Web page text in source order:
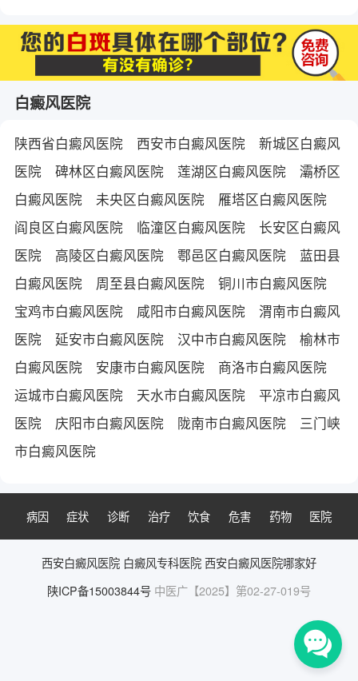
白癜风医院
陕西省白癜风医院 西安市白癜风医院
新城区白癜风
医院
碑林区白癜风医院 莲湖区白癜风医院
灞桥区
白癜风医院
未央区白癜风医院
雁塔区白癜风医院
阎良区白癜风医院
临潼区白癜风医院
长安区白癜风
医院
高陵区白癜风医院 鄠邑区白癜风医院
蓝田县
白癜风医院
周至县白癜风医院
铜川市白癜风医院
宝鸡市白癜风医院
咸阳市白癜风医院
渭南市白癜风
医院
延安市白癜风医院 汉中市白癜风医院
榆林市
白癜风医院
安康市白癜风医院
商洛市白癜风医院
运城市白癜风医院
天水市白癜风医院
平凉市白癜风
医院
庆阳市白癜风医院 陇南市白癜风医院
三门峡
市白癜风医院
病因 症状 诊断 治疗 饮食 危害 药物 医院
西安白癜风医院 白癜风专科医院 西安白癜风医院哪家好
陕ICP备15003844号 中医广【2025】第02-27-019号